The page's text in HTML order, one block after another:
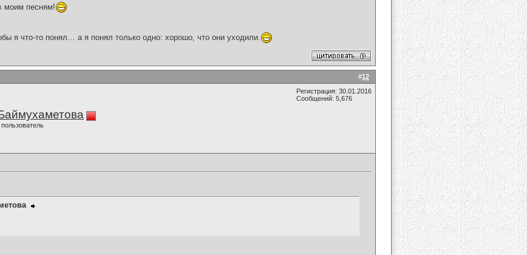
моим песням!
я что-то понял… а я понял только одно: хорошо, что они уходили.
#12
Регистрация: 30.01.2016
Сообщений: 5,676